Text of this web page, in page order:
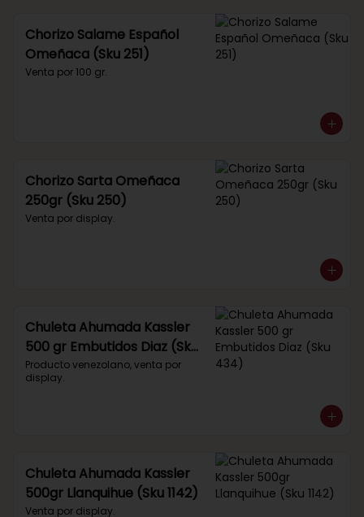
Chorizo Salame Español
Omeñaca (Sku 251)
Venta por 100 gr.
Chorizo Sarta Omeñaca
250gr (Sku 250)
Venta por display.
Chuleta Ahumada Kassler
500 gr Embutidos Diaz (Sku
434)
Producto venezolano, venta por
display.
Chuleta Ahumada Kassler
500gr Llanquihue (Sku 1142)
Venta por display.